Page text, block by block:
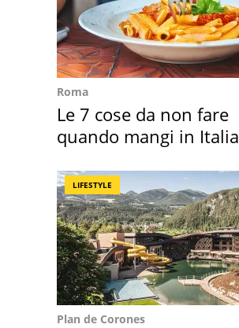
Roma
Le 7 cose da non fare
quando mangi in Italia
LIFESTYLE
Plan de Corones